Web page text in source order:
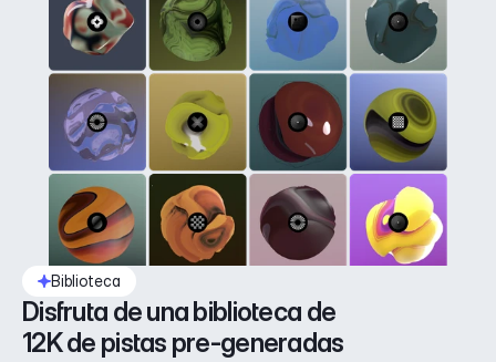
Biblioteca
Disfruta de una biblioteca de
12K de pistas pre-generadas